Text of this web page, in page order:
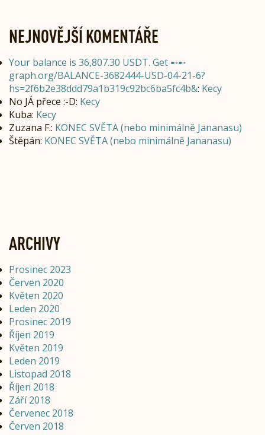
NEJNOVĚJŠÍ KOMENTÁŘE
Your balance is 36,807.30 USDT. Get ➸➸
graph.org/BALANCE-3682444-USD-04-21-6?
hs=2f6b2e38ddd79a1b319c92bc6ba5fc4b&: Kecy
No JÁ přece :-D: Kecy
Kuba: Kecy
Zuzana F.: KONEC SVĚTA (nebo minimálně Jananasu)
Štěpán: KONEC SVĚTA (nebo minimálně Jananasu)
ARCHIVY
Prosinec 2023
Červen 2020
Květen 2020
Leden 2020
Prosinec 2019
Říjen 2019
Květen 2019
Leden 2019
Listopad 2018
Říjen 2018
Září 2018
Červenec 2018
Červen 2018